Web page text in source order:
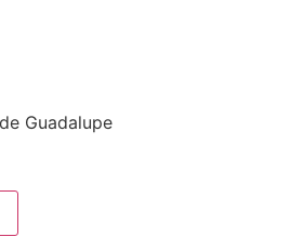
Guadalupe